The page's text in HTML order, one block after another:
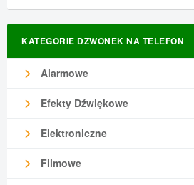
KATEGORIE DZWONEK NA TELEFON
Alarmowe
Efekty Dźwiękowe
Elektroniczne
Filmowe